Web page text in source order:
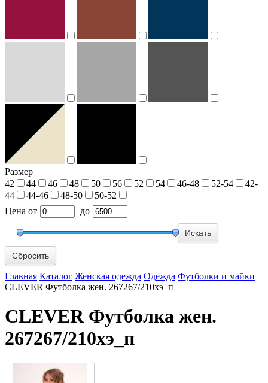
Размер
42
44 46 48 50 56 52 54 46-48 52-54
42-
44
44-46 48-50
50-52
Цена от до
Сбросить
Главная Каталог Женская одежда Одежда Футболки и майки
CLEVER Футболка жен. 267267/210хэ_п
CLEVER Футболка жен.
267267/210хэ_п